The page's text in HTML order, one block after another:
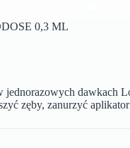
0,3 ML
dawkach
zęby, zanurzyć aplikator